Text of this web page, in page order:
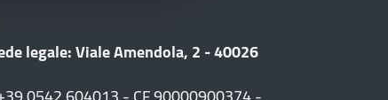
legale: Viale Amendola, 2 - 40026